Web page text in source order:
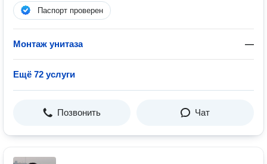
Паспорт проверен
Монтаж унитаза —
Ещё 72 услуги
Позвонить Чат